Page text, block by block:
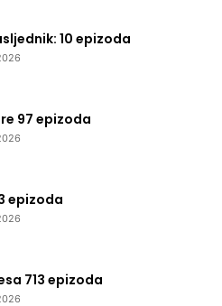
10 epizoda
97 epizoda
epizoda
713 epizoda